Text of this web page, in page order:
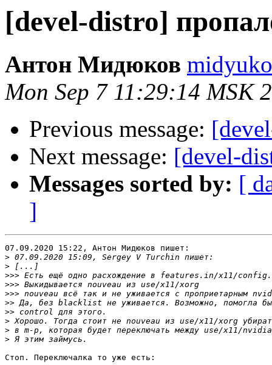
[devel-distro]
Антон Мидюков
Mon Sep 7 11:29:14 MSK
Previous message:
Next message: [devel-
Messages sorted by: [
]
07.09.2020 15:22, Антон Мидюков пишет:
>
>
>>>
>>>
>>>
>>
>>
>
>
>
Стоп. Переключалка то уже есть: